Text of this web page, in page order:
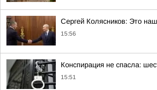
Сергей Колясников: Это
15:56
Конспирация не спасла:
15:51